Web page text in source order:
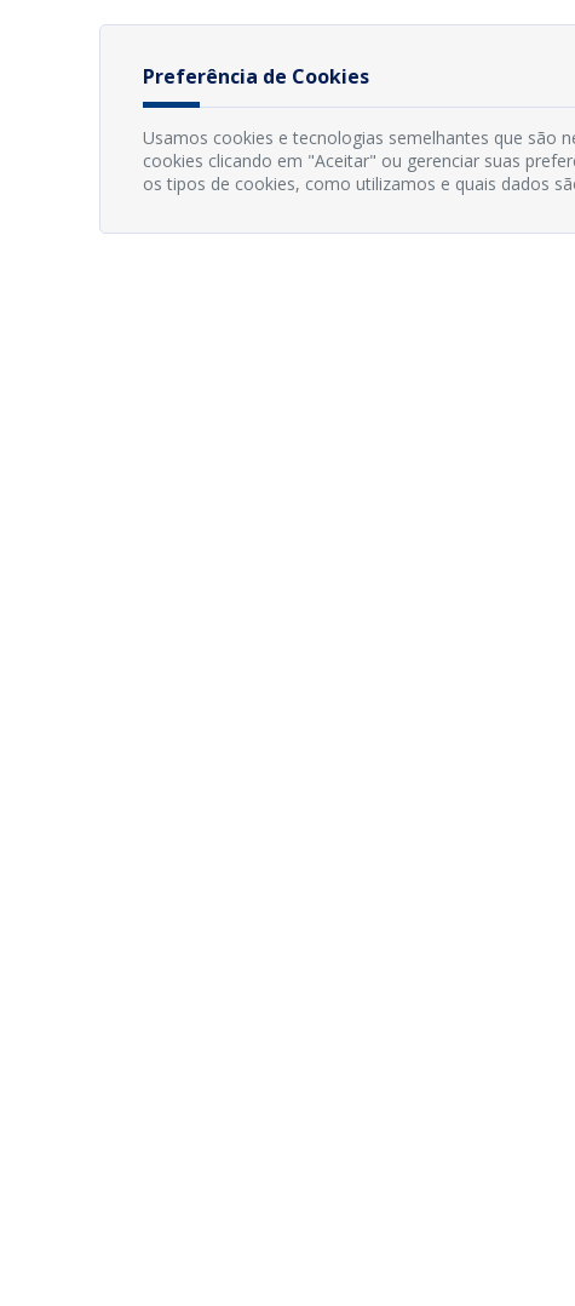
Preferência de Cookies
Usamos cookies e tecnologias semelhantes que são
cookies clicando em "Aceitar" ou gerenciar suas
os tipos de cookies, como utilizamos e quais dados